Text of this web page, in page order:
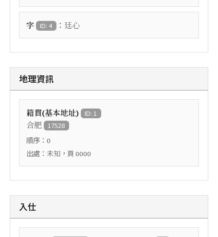
字 ID: 4 ： 廷心
地理資訊
籍貫(基本地址) ID: 1
合肥 17528
順序： 0
出處： 未知 ，頁 0000
入仕